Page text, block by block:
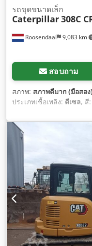
Roosendaal 9,083 km
รถขุดขนาดเล็ก
Caterpillar308C
สอบถาม
สภาพ: สภาพดีมาก (มือสอง
ประเภทเชื้อเพลิง: ดีเซล, สี:
,